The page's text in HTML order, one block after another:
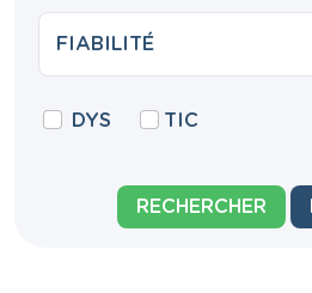
DYS TIC
RECHERCHER